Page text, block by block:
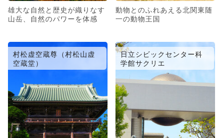
雄大な自然と歴史が織りなす
山岳、自然のパワーを体感
動物とのふれあえる北関東随
一の動物王国
村松虚空蔵尊（村松山虚
空蔵堂）
日立シビックセンター科
学館サクリエ